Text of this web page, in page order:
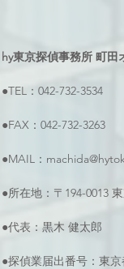
hy東京探偵事務所 町田
●TEL：042-732-3534
●FAX：042-732-3263
●MAIL：
●所在地：〒194-0013
●代表：黒木 健太郎
●探偵業届出番号：東